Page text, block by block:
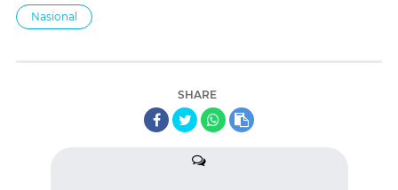
Nasional
SHARE